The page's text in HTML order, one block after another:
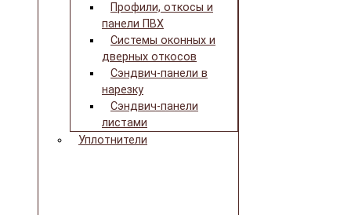
Профили, откосы и
панели ПВХ
Системы оконных и
дверных откосов
Сэндвич-панели в
нарезку
Сэндвич-панели
листами
Уплотнители